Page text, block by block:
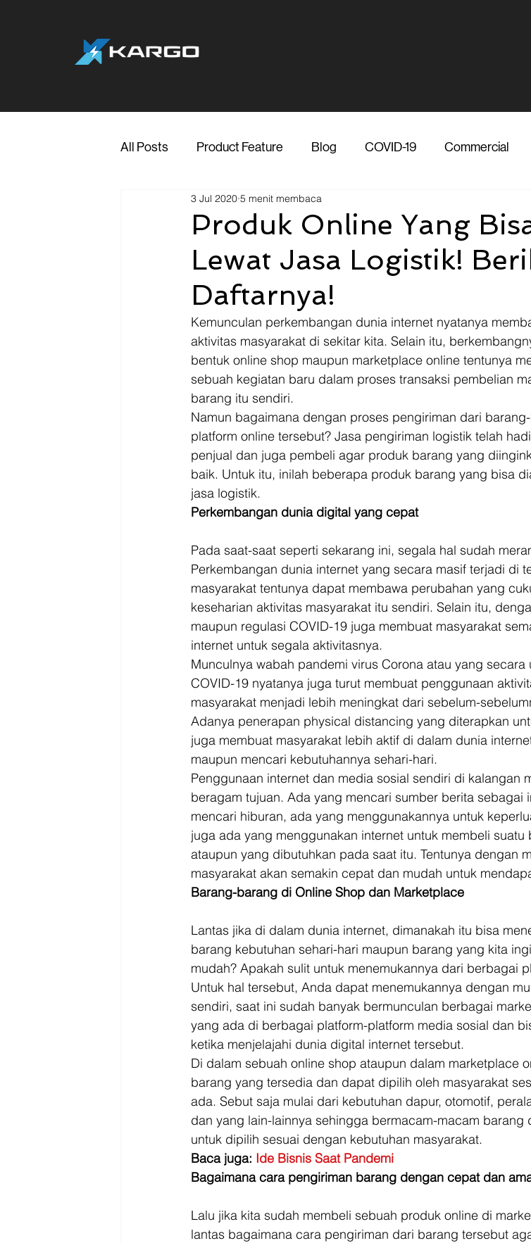
All Posts Product Feature Blog COVID-19 Commercial
Marketing Media
Transporter Support Blog Vendor Shipper Media
Jakarta
Produk Online Yang
Lewat Jasa Logistik!
Daftarnya!
3 Jul 2020 5 menit membaca
Kemunculan perkembangan dunia internet nyatanya
aktivitas masyarakat di sekitar kita. Selain itu,
bentuk online shop maupun marketplace online tentunya
sebuah kegiatan baru dalam proses transaksi pembelian
barang itu sendiri.
Namun bagaimana dengan proses pengiriman dari
platform online tersebut? Jasa pengiriman logistik telah
penjual dan juga pembeli agar produk barang yang
baik. Untuk itu, inilah beberapa produk barang yang bisa
jasa logistik.
Perkembangan dunia digital yang cepat
Pada saat-saat seperti sekarang ini, segala hal sudah
Perkembangan dunia internet yang secara masif terjadi di
masyarakat tentunya dapat membawa perubahan yang
keseharian aktivitas masyarakat itu sendiri. Selain itu,
maupun regulasi COVID-19 juga membuat masyarakat
internet untuk segala aktivitasnya.
Munculnya wabah pandemi virus Corona atau yang
COVID-19 nyatanya juga turut membuat penggunaan
masyarakat menjadi lebih meningkat dari sebelum-
Adanya penerapan physical distancing yang diterapkan
juga membuat masyarakat lebih aktif di dalam dunia
maupun mencari kebutuhannya sehari-hari.
Penggunaan internet dan media sosial sendiri di kalangan
beragam tujuan. Ada yang mencari sumber berita sebagai
mencari hiburan, ada yang menggunakannya untuk
juga ada yang menggunakan internet untuk membeli
ataupun yang dibutuhkan pada saat itu. Tentunya dengan
masyarakat akan semakin cepat dan mudah untuk
Barang-barang di Online Shop dan Marketplace
Lantas jika di dalam dunia internet, dimanakah itu bisa
barang kebutuhan sehari-hari maupun barang yang kita
mudah? Apakah sulit untuk menemukannya dari berbagai
Untuk hal tersebut, Anda dapat menemukannya dengan
sendiri, saat ini sudah banyak bermunculan berbagai
yang ada di berbagai platform-platform media sosial dan
ketika menjelajahi dunia digital internet tersebut.
Di dalam sebuah online shop ataupun dalam marketplace
barang yang tersedia dan dapat dipilih oleh masyarakat
ada. Sebut saja mulai dari kebutuhan dapur, otomotif,
dan yang lain-lainnya sehingga bermacam-macam barang
untuk dipilih sesuai dengan kebutuhan masyarakat.
Baca juga: Ide Bisnis Saat Pandemi
Bagaimana cara pengiriman barang dengan cepat dan
Lalu jika kita sudah membeli sebuah produk online di
lantas bagaimana cara pengiriman dari barang tersebut